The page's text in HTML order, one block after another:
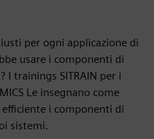
per ogni applicazione di
usare i componenti di
I trainings SITRAIN per i
Le insegnano come
i componenti di
sistemi.